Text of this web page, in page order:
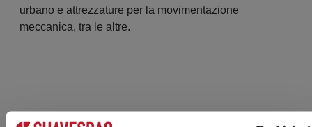
urbano e attrezzature per la movimentazione
meccanica, tra le altre.